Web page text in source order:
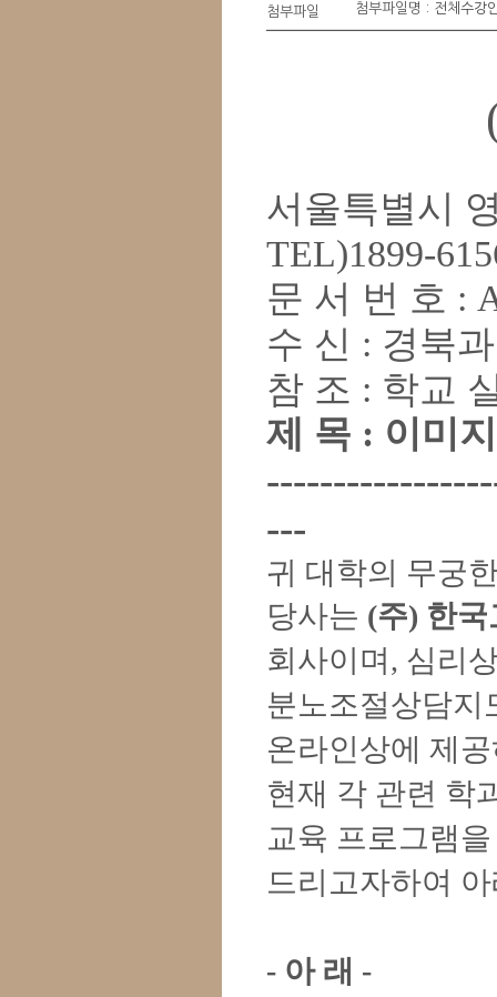
첨부파일 첨부파일명 : 전체수강
서울특별시
TEL)1899-
문 서 번 호 :
수 신 : 경북
참 조 : 학교
제 목 : 이미
---
귀 대학의 무궁
당사는 (주) 한
회사이며 , 심리
분노조절상담지
온라인상에 제
현재 각 관련 학
교육 프로그램
드리고자하여
- 아 래 -